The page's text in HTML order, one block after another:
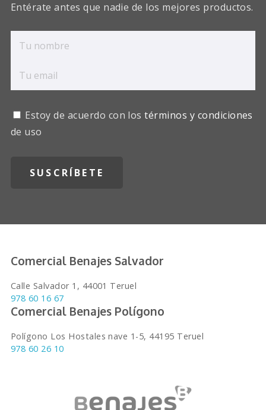
Entérate antes que nadie de los mejores productos.
Estoy de acuerdo con lostérminos y condiciones
de uso
Comercial Benajes Salvador
Calle Salvador 1, 44001 Teruel
978 60 16 67
Comercial Benajes Polígono
Polígono Los Hostales nave 1-5, 44195 Teruel
978 60 26 10